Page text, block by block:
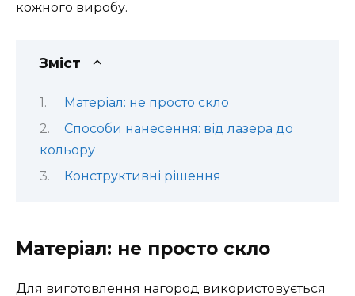
кожного виробу.
Зміст
Матеріал: не просто скло
Способи нанесення: від лазера до
кольору
Конструктивні рішення
Матеріал: не просто скло
Для виготовлення нагород використовується